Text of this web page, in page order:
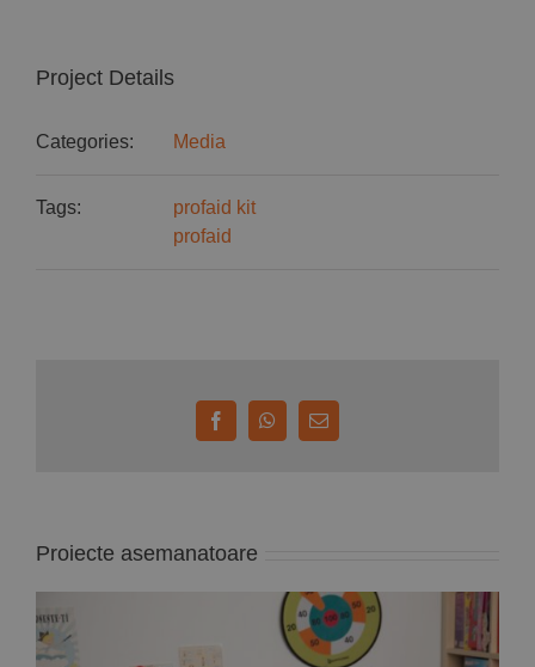
Project Details
Categories: Media
Tags:
profaid kit
profaid
FacebookWhatsApp
E-
mail:
Proiecte asemanatoare